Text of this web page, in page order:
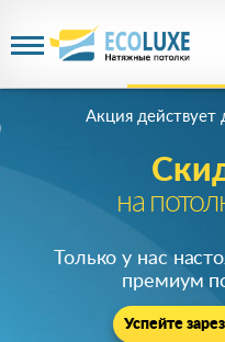
на
Акция действует
Только у нас
премиум
Успейте